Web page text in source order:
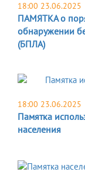
18:00 23.06.2025
ПАМЯТКА о
обнаружении
(БПЛА)
18:00 23.06.2025
Памятка
населения